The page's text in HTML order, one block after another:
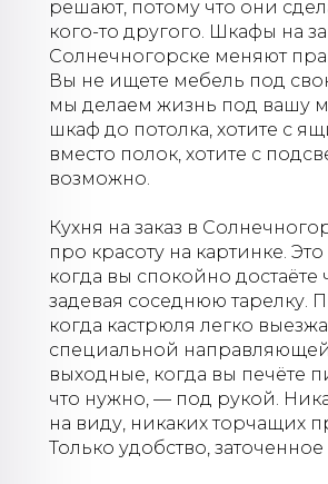
решают, потому что они
кого-то другого. Шкафы на
Солнечногорске меняют
Вы не ищете мебель под
мы делаем жизнь под вашу
шкаф до потолка, хотите с
вместо полок, хотите с
возможно.
Кухня на заказ в
про красоту на картинке.
когда вы спокойно достаёте
задевая соседнюю тарелку.
когда кастрюля легко
специальной
выходные, когда вы печёте
что нужно, — под рукой.
на виду, никаких торчащих
Только удобство, заточенное